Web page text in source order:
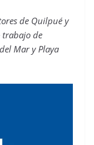
de Quilpué y
trabajo de
Mar y Playa